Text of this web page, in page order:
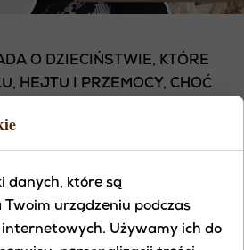
O DZIECIŃSTWIE, KTÓRE
HEJTU I PRZEMOCY, CHOĆ
W DOMU BYŁ JAK WALKA O
HEJTEM, WYŚMIEWANIEM,
BYCIA NIEWIDZIALNĄ I
W SERCU RODZIŁA SIĘ
A W DUSZY NARASTAŁA
danych, które są
urządzeniu podczas
Używamy ich do